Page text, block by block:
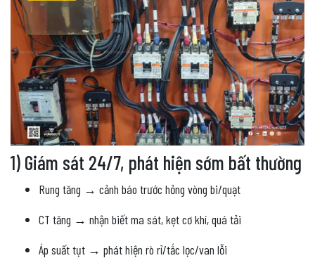
1) Giám sát 24/7, phát hiện sớm bất thường
Rung tăng → cảnh báo trước hỏng vòng bi/quạt
CT tăng → nhận biết ma sát, kẹt cơ khí, quá tải
Áp suất tụt → phát hiện rò rỉ/tắc lọc/van lỗi